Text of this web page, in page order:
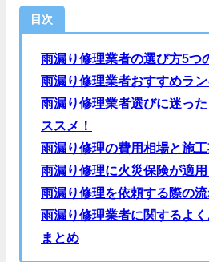
目次
雨漏り修理業者の選び方5つ
雨漏り修理業者おすすめラ
雨漏り修理業者選びに迷っ
ススメ！
雨漏り修理の費用相場と施
雨漏り修理に火災保険が適
雨漏り修理を依頼する際の
雨漏り修理業者に関するよ
まとめ